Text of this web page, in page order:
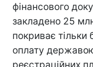
фінансового
закладено 25
покриває тільки
оплату
реєстраційних